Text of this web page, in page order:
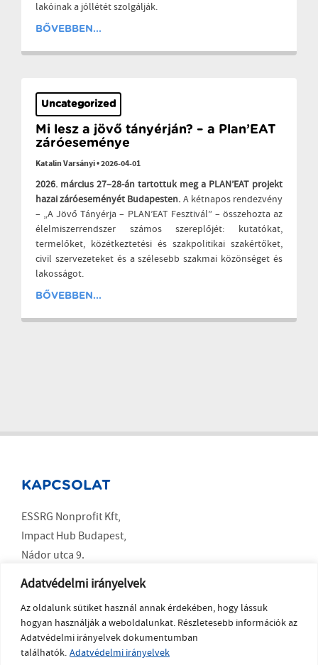
Adatvédelmi irányelvek
Az oldalunk sütiket használ annak érdekében, hogy lássuk
hogyan használják a weboldalunkat. Részletesebb információk az
Adatvédelmi irányelvek dokumentumban
találhatók. Adatvédelmi irányelvek
lakóinak a jóllétét szolgálják.
BŐVEBBEN...
Uncategorized
Mi lesz a jövő tányérján? – a Plan’EAT
záróeseménye
Katalin Varsányi•2026-04-01
2026. március 27–28-án tartottuk meg a PLAN’EAT projekt
hazai záróeseményét Budapesten. A kétnapos rendezvény
– „A Jövő Tányérja – PLAN’EAT Fesztivál” – összehozta az
élelmiszerrendszer számos szereplőjét: kutatókat,
termelőket, közétkeztetési és szakpolitikai szakértőket,
civil szervezeteket és a szélesebb szakmai közönséget és
lakosságot.
BŐVEBBEN...
KAPCSOLAT
ESSRG Nonprofit Kft,
Impact Hub Budapest,
Nádor utca 9.
Budapest 1051
SOCIAL MEDIA
LinkedIn